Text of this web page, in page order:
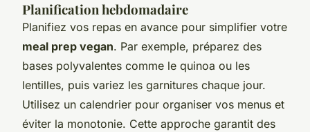
Planification hebdomadaire
Planifiez vos repas en avance pour simplifier votre
meal prep vegan. Par exemple, préparez des
bases polyvalentes comme le quinoa ou les
lentilles, puis variez les garnitures chaque jour.
Utilisez un calendrier pour organiser vos menus et
éviter la monotonie. Cette approche garantit des